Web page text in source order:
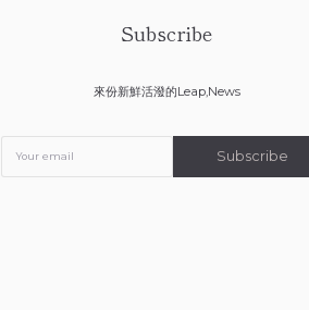
Subscribe
來份新鮮活潑的Leap,News
Subscribe